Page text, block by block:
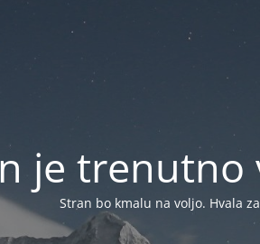
je trenutno
Stran bo kmalu na voljo. Hvala